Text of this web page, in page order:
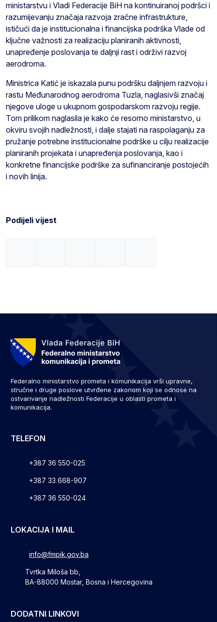
ministarstvu i Vladi Federacije BiH na kontinuiranoj podršci i
razumijevanju značaja razvoja zračne infrastrukture,
ističući da je institucionalna i financijska podrška Vlade od
ključne važnosti za realizaciju planiranih aktivnosti,
unapređenje poslovanja te daljnji rast i održivi razvoj
aerodroma.
Ministrica Katić je iskazala punu podršku daljnjem razvoju i
rastu Međunarodnog aerodroma Tuzla, naglasivši značaj
njegove uloge u ukupnom gospodarskom razvoju regije.
Tom prilikom naglasila je kako će resorno ministarstvo, u
okviru svojih nadležnosti, i dalje stajati na raspolaganju za
pružanje potrebne institucionalne podrške u cilju realizacije
planiranih projekata i unapređenja poslovanja, kao i
konkretne financijske podrške za sufinanciranje postojećih
i novih linija.
Podijeli vijest
Federalno ministarstvo prometa i komunikacija vrši upravne,
stručne i druge poslove utvrđene zakonom koji se odnose na
ostvarivanje nadležnosti Federacije u oblasti prometa i
komunikacija.
TELEFON
+387 36 550-025
+387 33 668-907
+387 36 550-024
LOKACIJA I MAIL
info@fmpik.gov.ba
Tvrtka Miloša bb,
BA-88000 Mostar, Bosna i Hercegovina
DODATNI LINKOVI